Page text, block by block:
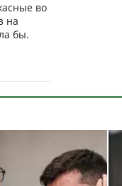
во
на
бы.